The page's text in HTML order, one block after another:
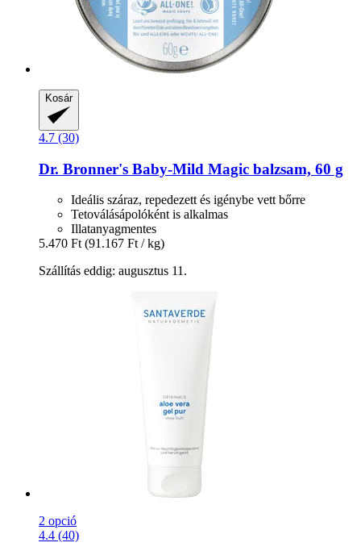
Kosár
4.7 (30)
Dr. Bronner's Baby-​Mild Magic balzsam, 60 g
Ideális száraz, repedezett és igénybe vett bőrre
Tetoválásápolóként is alkalmas
Illatanyagmentes
5.470 Ft (91.167 Ft / kg)
Szállítás eddig: augusztus 11.
2 opció
4.4 (40)